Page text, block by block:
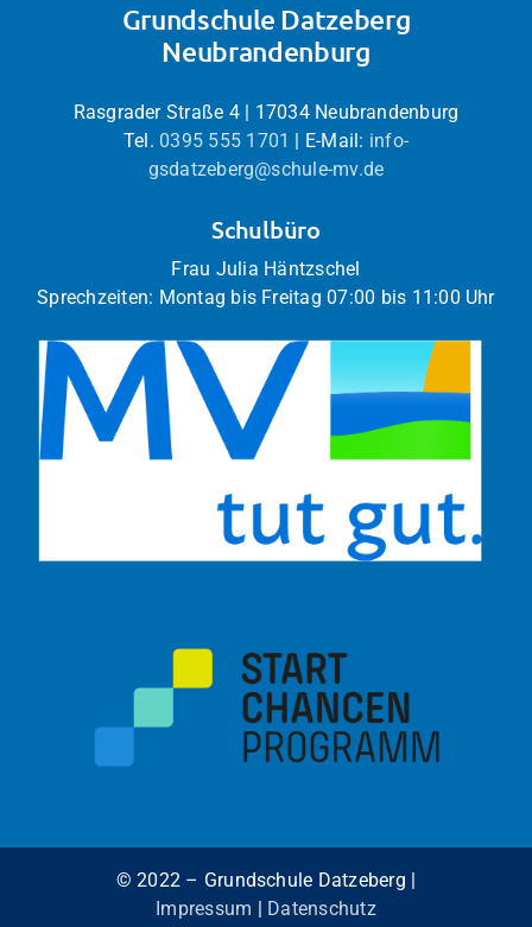
Grundschule Datzeberg
Neubrandenburg
Rasgrader Straße 4 | 17034 Neubrandenburg
Tel. 0395 555 1701 | E-Mail: info-
gsdatzeberg@schule-mv.de
Schulbüro
Frau Julia Häntzschel
Sprechzeiten: Montag bis Freitag 07:00 bis 11:00 Uhr
© 2022 – Grundschule Datzeberg |
Impressum | Datenschutz